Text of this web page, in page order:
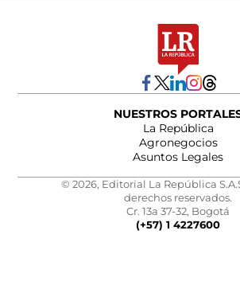
NUESTROS
La República
Agronegocios
Asuntos Legales
© 2026, Editorial La República
derechos reservados.
Cr. 13a 37-32, Bogotá
(+57) 1 4227600